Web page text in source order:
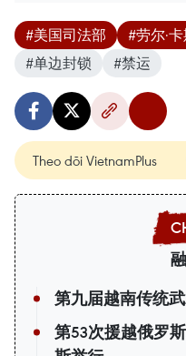
#美国司法部 #劳尔·
#单边封锁
#禁运
Theo dõi VietnamPlus
第九届越南传统
第53次援越俄罗